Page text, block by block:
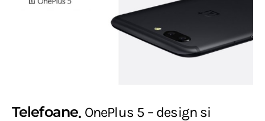
Telefoane OnePlus 5 – design si